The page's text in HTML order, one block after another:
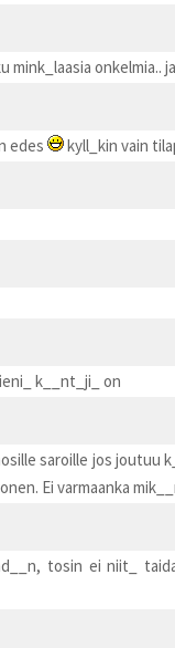
mink_laasia
edes
kyll_kin vain
k__nt_ji_ on
saroille jos
Ei varmaanka
tosin ei niit_